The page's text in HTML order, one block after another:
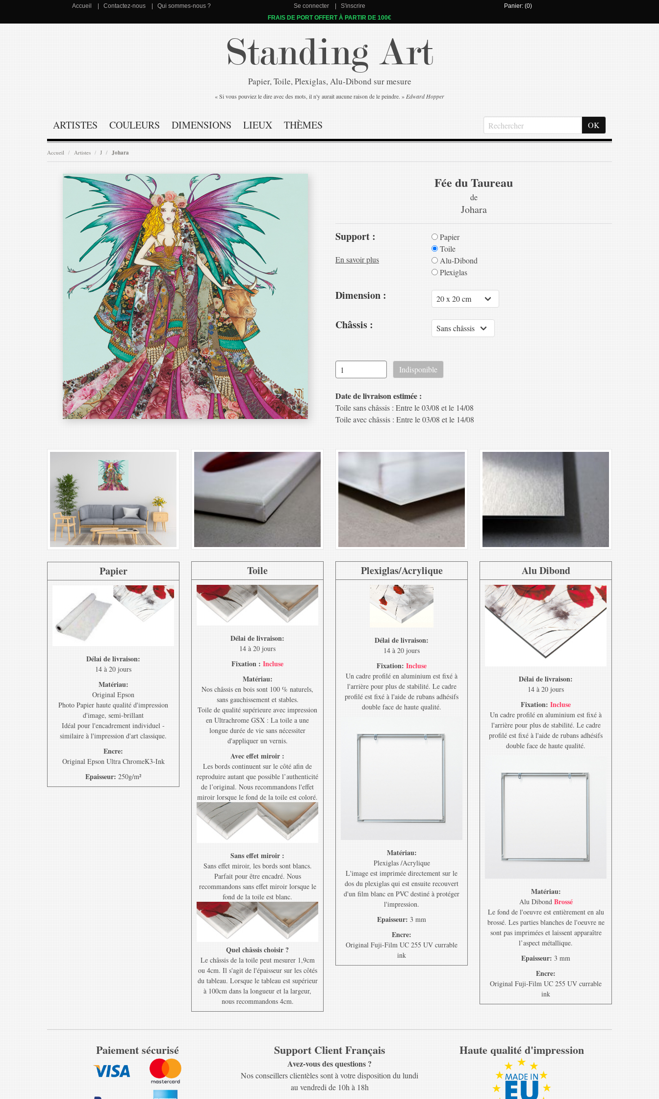
Accueil Contactez-nous Qui sommes-nous ? Se connecter S'inscrire
Panier: (0)
FRAIS DE PORT OFFERT À PARTIR DE 100€
Standing Art
Papier, Toile, Plexiglas, Alu-Dibond sur mesure
« Si vous pouviez le dire avec des mots, il n'y aurait aucune raison de le peindre. » Edward Hopper
ARTISTES COULEURS DIMENSIONS LIEUX THÈMES
Accueil Artistes J Johara
Fée du Taureau
de
Johara
Support :
En savoir plus
Papier
Toile
Alu-Dibond
Plexiglas
Dimension :
Châssis :
Date de livraison estimée :
Toile sans châssis : Entre le 03/08 et le 14/08
Toile avec châssis : Entre le 03/08 et le 14/08
Papier
Délai de livraison:
14 à 20 jours
Matériau:
Original Epson
Photo Papier haute qualité d'impression
d'image, semi-brillant
Idéal pour l'encadrement individuel -
similaire à l'impression d'art classique.
Encre:
Original Epson Ultra ChromeK3-Ink
Epaisseur: 250g/m²
Toile
Délai de livraison:
14 à 20 jours
Fixation : Incluse
Matériau:
Nos châssis en bois sont 100 % naturels,
sans gauchissement et stables.
Toile de qualité supérieure avec impression
en Ultrachrome GSX : La toile a une
longue durée de vie sans nécessiter
d'appliquer un vernis.
Avec effet miroir :
Les bords continuent sur le côté afin de
reproduire autant que possible l’authenticité
de l’original. Nous recommandons l'effet
miroir lorsque le fond de la toile est coloré.
Sans effet miroir :
Sans effet miroir, les bords sont blancs.
Parfait pour être encadré. Nous
recommandons sans effet miroir lorsque le
fond de la toile est blanc.
Quel châssis choisir ?
Le châssis de la toile peut mesurer 1,9cm
ou 4cm. Il s'agit de l'épaisseur sur les côtés
du tableau. Lorsque le tableau est supérieur
à 100cm dans la longueur et la largeur,
nous recommandons 4cm.
Plexiglas/Acrylique
Délai de livraison:
14 à 20 jours
Fixation: Incluse
Un cadre profilé en aluminium est fixé à
l'arrière pour plus de stabilité. Le cadre
profilé est fixé à l'aide de rubans adhésifs
double face de haute qualité.
Matériau:
Plexiglas /Acrylique
L'image est imprimée directement sur le
dos du plexiglas qui est ensuite recouvert
d'un film blanc en PVC destiné à protéger
l'impression.
Epaisseur: 3 mm
Encre:
Original Fuji-Film UC 255 UV currable
ink
Alu Dibond
Délai de livraison:
14 à 20 jours
Fixation: Incluse
Un cadre profilé en aluminium est fixé à
l'arrière pour plus de stabilité. Le cadre
profilé est fixé à l'aide de rubans adhésifs
double face de haute qualité.
Matériau:
Alu Dibond Brossé
Le fond de l'oeuvre est entièrement en alu
brossé. Les parties blanches de l'oeuvre ne
sont pas imprimées et laissent apparaître
l’aspect métallique.
Epaisseur: 3 mm
Encre:
Original Fuji-Film UC 255 UV currable
ink
Paiement sécurisé Support Client Français
Avez-vous des questions ?
Nos conseillers clientèles sont à votre disposition du lundi
au vendredi de 10h à 18h
Haute qualité d'impression